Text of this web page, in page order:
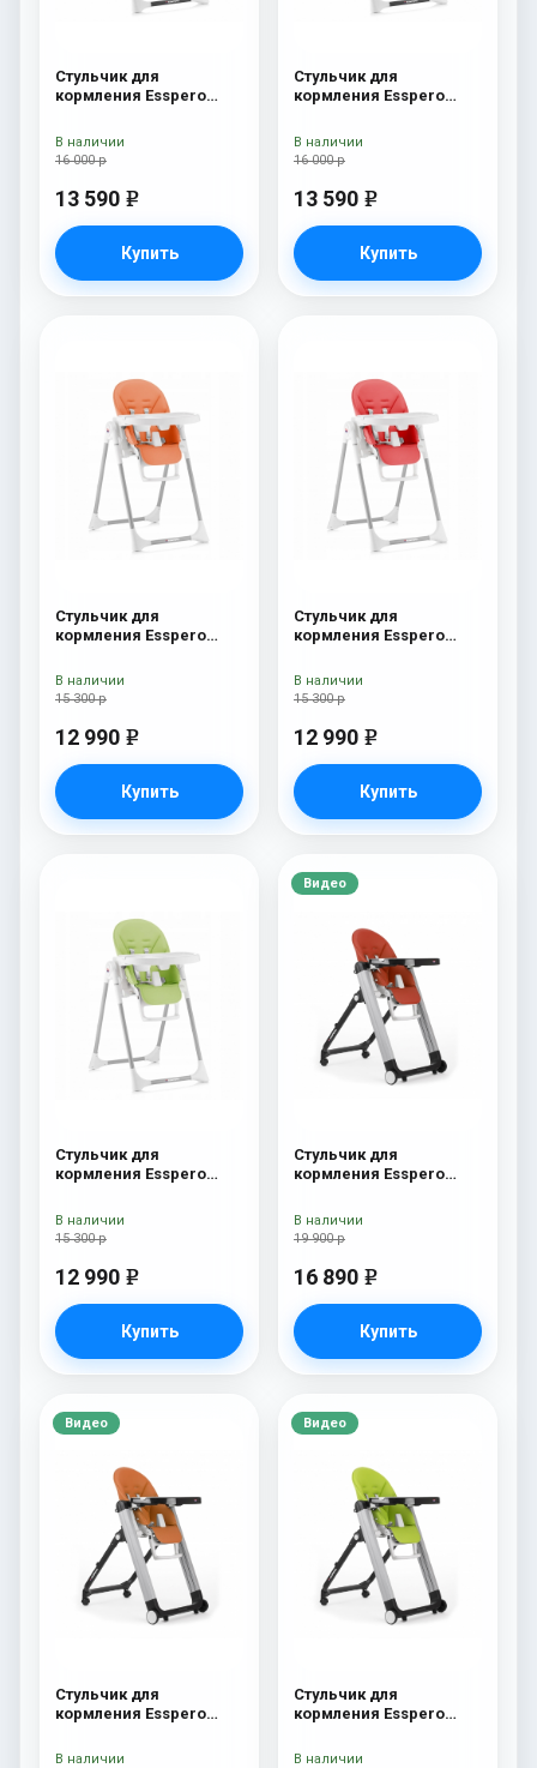
Стульчик для
кормления Esspero
16 000 р
13 590 e
Купить
В наличии
Стульчик для
кормления Esspero
16 000 р
13 590 e
Купить
В наличии
Стульчик для
кормления Esspero
15 300 р
12 990 e
Купить
В наличии
Стульчик для
кормления Esspero
15 300 р
12 990 e
Купить
В наличии
Стульчик для
кормления Esspero
15 300 р
12 990 e
Купить
В наличии
Видео
Стульчик для
кормления Esspero
19 900 р
16 890 e
Купить
В наличии
Видео
Стульчик для
кормления Esspero
В наличии
Видео
Стульчик для
кормления Esspero
В наличии